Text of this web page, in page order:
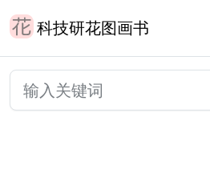
科技研花图画书